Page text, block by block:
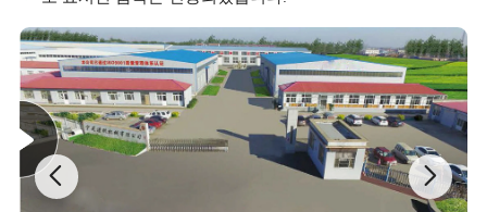
칼 트립 3mm 최대 속도 절단 1800M/min
작동 압력 4-6kdm/m2 최대 용지 절단 용량 2000g/m2
빠른 교체 어댑터 크기 1/8 막막 절단 용량
더 많은 모델, 자세𝕜 내용과 견적을 받으려면 저에게 문의𝕘십시오!!!
상세 사진 응용 𝔄로그램 회사 𝔄로𝕄 NH Paper Machinery
Industrial Group은 기계, 종이 제작 기계 및 모든 종류의 종이 기계